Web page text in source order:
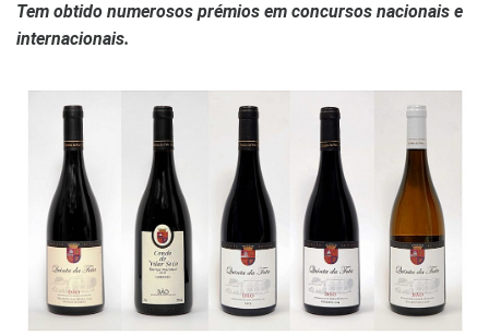
Tem obtido numerosos prémios em concursos nacionais e
internacionais.